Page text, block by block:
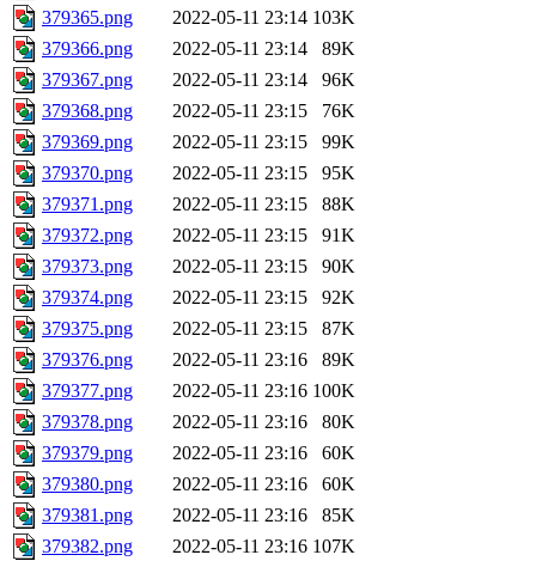
379365.png
2022-05-11 23:14 103K
379366.png
2022-05-11 23:14
89K
379367.png
2022-05-11 23:14
96K
379368.png
2022-05-11 23:15
76K
379369.png
2022-05-11 23:15
99K
379370.png
2022-05-11 23:15
95K
379371.png
2022-05-11 23:15
88K
379372.png
2022-05-11 23:15
91K
379373.png
2022-05-11 23:15
90K
379374.png
2022-05-11 23:15
92K
379375.png
2022-05-11 23:15
87K
379376.png
2022-05-11 23:16
89K
379377.png
2022-05-11 23:16 100K
379378.png
2022-05-11 23:16
80K
379379.png
2022-05-11 23:16
60K
379380.png
2022-05-11 23:16
60K
379381.png
2022-05-11 23:16
85K
379382.png
2022-05-11 23:16 107K